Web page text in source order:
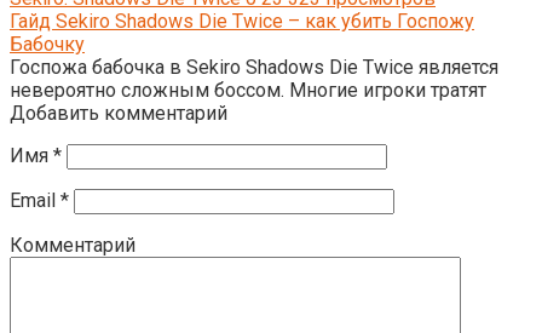
Гайд Sekiro Shadows Die Twice – как убить Госпожу
Бабочку
Госпожа бабочка в Sekiro Shadows Die Twice является
невероятно сложным боссом. Многие игроки тратят
Добавить комментарий
Имя *
Email *
Комментарий